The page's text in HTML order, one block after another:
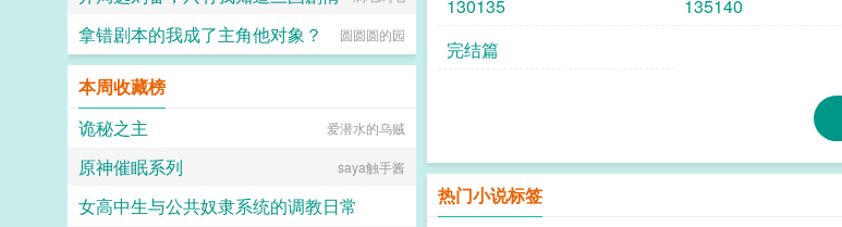
130135 135140
完结篇
热门小说标签
拿错剧本的我成了主角他对象？ 圆圆圆的园
本周收藏榜
诡秘之主
爱潜水的乌贼
原神催眠系列 saya触手酱
女高中生与公共奴隶系统的调教日常